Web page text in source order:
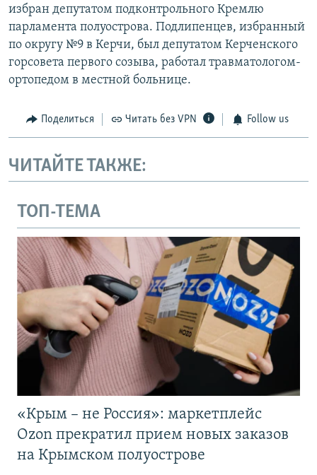
избран депутатом подконтрольного Кремлю
парламента полуострова. Подлипенцев, избранный
по округу №9 в Керчи, был депутатом Керченского
горсовета первого созыва, работал травматологом-
ортопедом в местной больнице.
Поделиться Читать без VPN Follow us
ЧИТАЙТЕ ТАКЖЕ:
ТОП-ТЕМА
«Крым – не Россия»: маркетплейс
Ozon прекратил прием новых заказов
на Крымском полуострове